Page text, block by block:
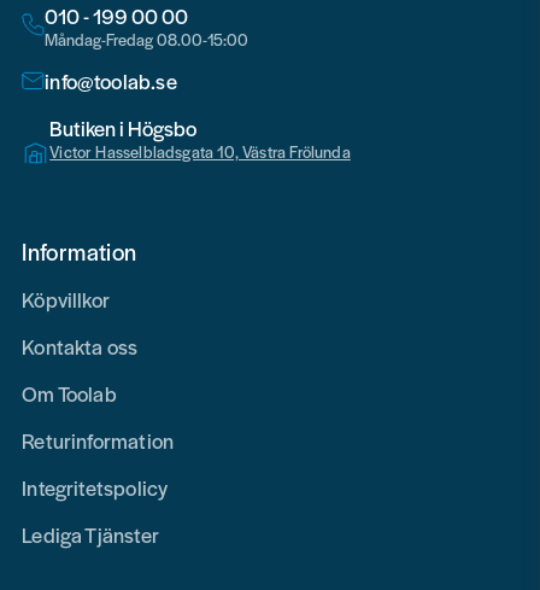
010 - 199 00 00
Måndag-Fredag 08.00-15:00
info@toolab.se
Butiken i Högsbo
Victor Hasselbladsgata 10, Västra Frölunda
Information
Köpvillkor
Kontakta oss
Om Toolab
Returinformation
Integritetspolicy
Lediga Tjänster